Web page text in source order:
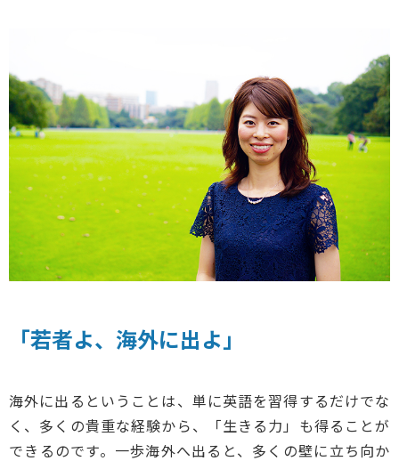
「若者よ、海外に出よ」
海外に出るということは、単に英語を習得するだけでな
く、多くの貴重な経験から、「生きる力」も得ることが
できるのです。一歩海外へ出ると、多くの壁に立ち向か